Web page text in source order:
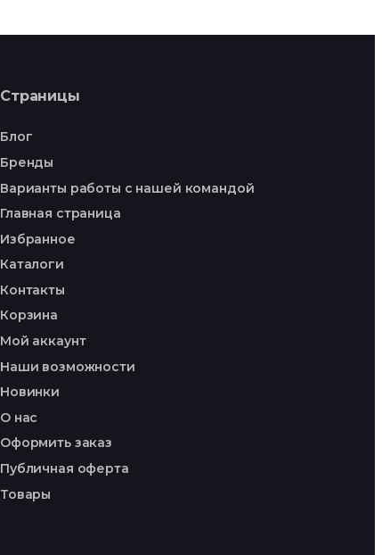
Страницы
Блог
Бренды
Варианты работы с нашей командой
Главная страница
Избранное
Каталоги
Контакты
Корзина
Мой аккаунт
Наши возможности
Новинки
О нас
Оформить заказ
Публичная оферта
Товары